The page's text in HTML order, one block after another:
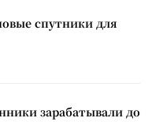
спутники для
зарабатывали до